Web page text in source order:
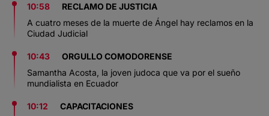
10:58
RECLAMO DE JUSTICIA
A cuatro meses de la muerte de Ángel hay reclamos en la
Ciudad Judicial
10:43
ORGULLO COMODORENSE
Samantha Acosta, la joven judoca que va por el sueño
mundialista en Ecuador
10:12
CAPACITACIONES